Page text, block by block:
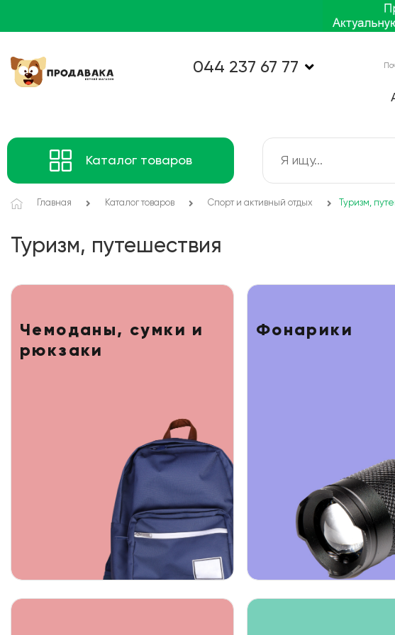
044 237 67 77
Каталог товаров
Главная Каталог товаров Спорт и активный отдых Туризм,
Туризм, путешествия
Чемоданы, сумки и
рюкзаки
Фонарики